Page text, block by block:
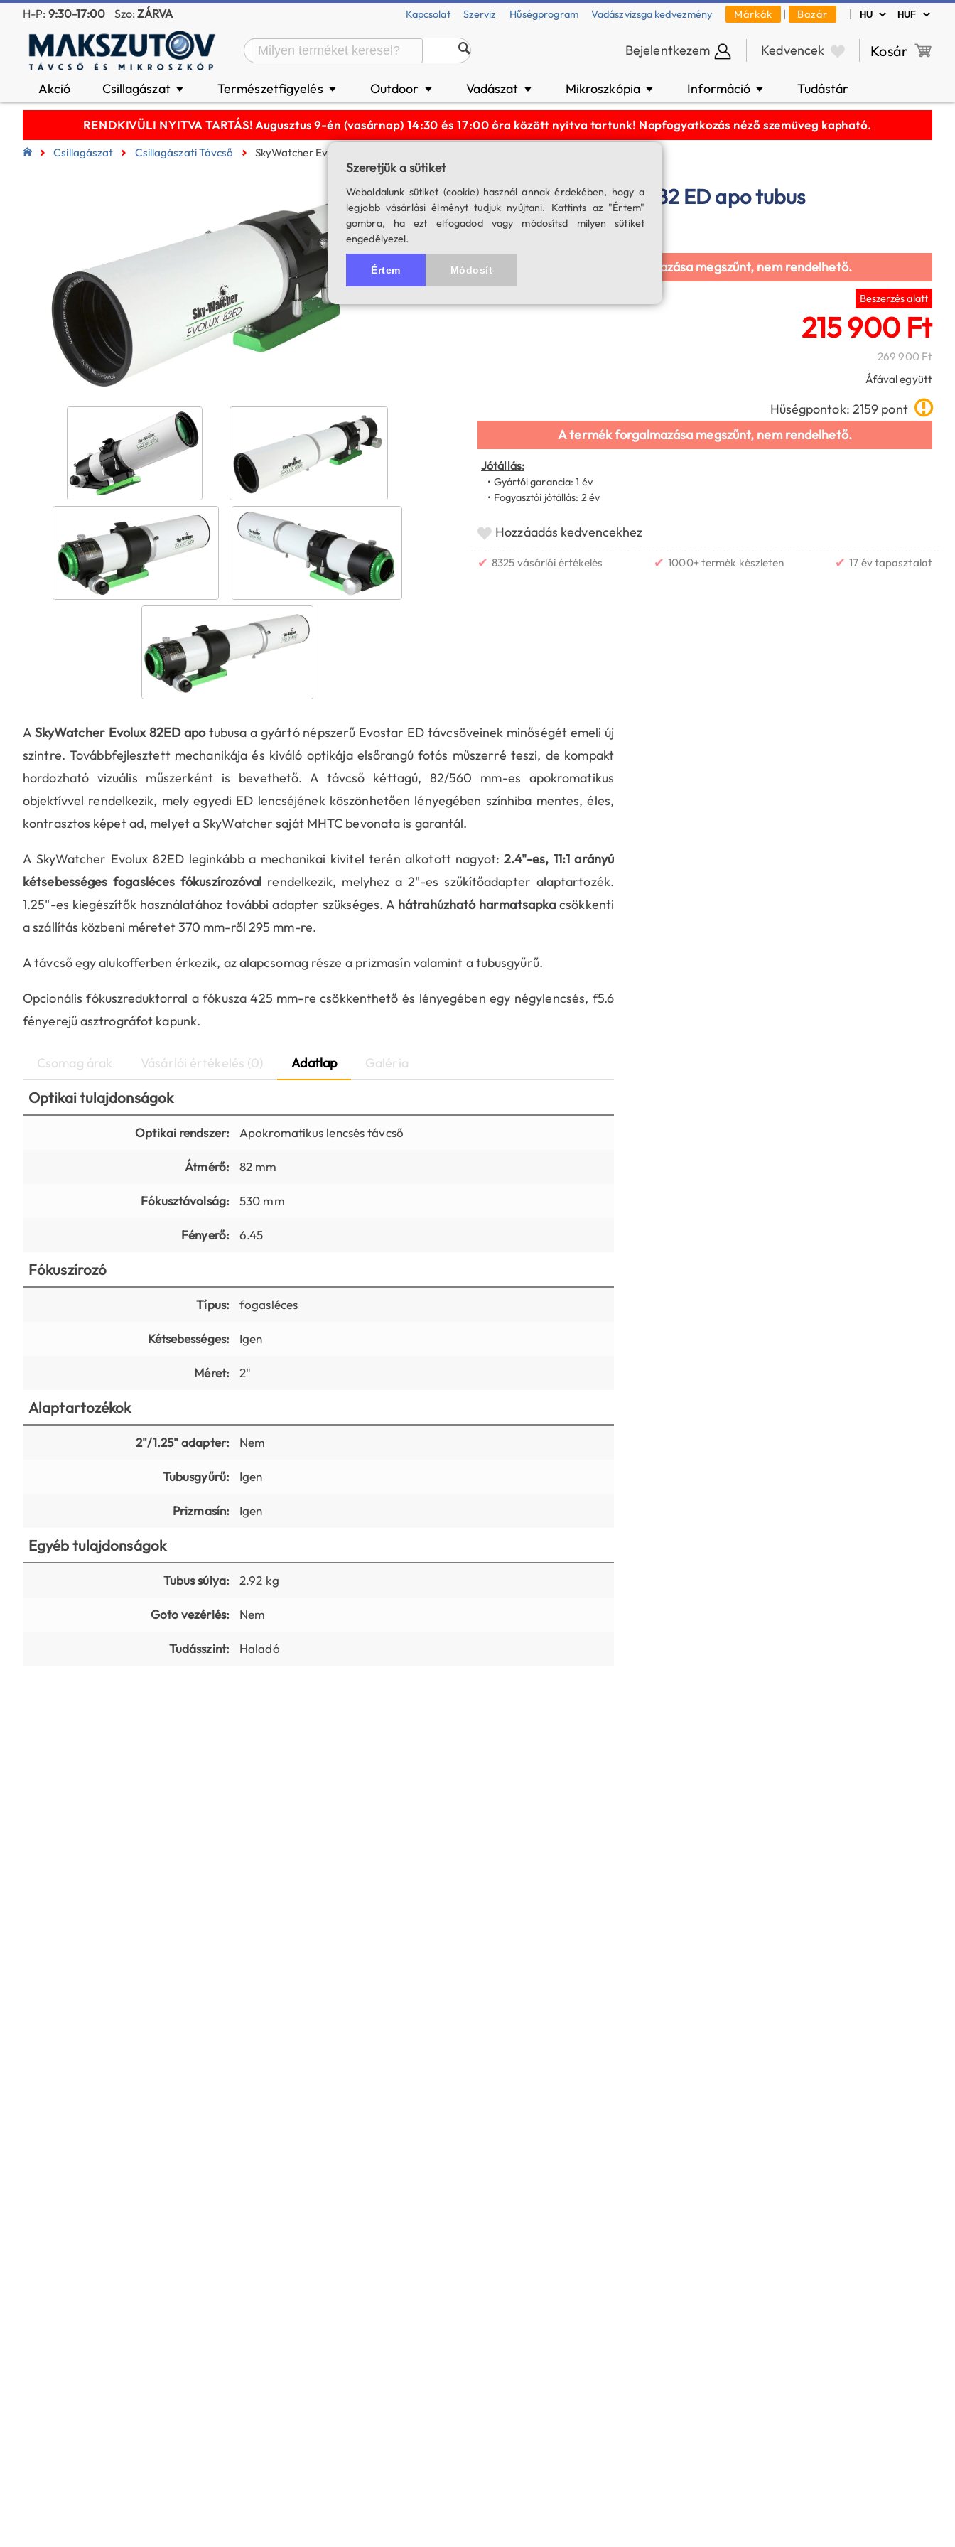
H-P: 9:30-17:00 Szo:ZÁRVA Kapcsolat Szerviz Hűségprogram Vadászvizsga kedvezmény Márkák | Bazár |
Bejelentkezem Kedvencek Kosár
Akció Csillagászat ▼ Természetfigyelés ▼ Outdoor ▼ Vadászat ▼ Mikroszkópia ▼ Információ ▼ Tudástár
RENDKIVÜLI NYITVA TARTÁS! Augusztus 9-én (vasárnap) 14:30 és 17:00 óra között nyitva tartunk! Napfogyatkozás néző szemüveg kapható.
Csillagászat Csillagászati Távcső SkyWatcher Evolux 82 ED Apo Tubus
SkyWatcher Evolux 82 ED apo tubus
Alukofferban
A termék forgalmazása megszűnt, nem rendelhető.
Beszerzés alatt
215 900 Ft
269 900 Ft
Áfával együtt
Hűségpontok: 2159 pont
A termék forgalmazása megszűnt, nem rendelhető.
Jótállás:
• Gyártói garancia: 1 év
• Fogyasztói jótállás: 2 év
Hozzáadás kedvencekhez
✔ 8325 vásárlói értékelés ✔ 1000+ termék készleten ✔ 17 év tapasztalat
A SkyWatcher Evolux 82ED apotubusa a gyártó népszerű Evostar ED távcsöveinek minőségét emeli új
szintre. Továbbfejlesztett mechanikája és kiváló optikája elsőrangú fotós műszerré teszi, de kompakt
hordozható vizuális műszerként is bevethető. A távcső kéttagú, 82/560 mm-es apokromatikus
objektívvel rendelkezik, mely egyedi ED lencséjének köszönhetően lényegében színhiba mentes, éles,
kontrasztos képet ad, melyet a SkyWatcher saját MHTC bevonata is garantál.
A SkyWatcher Evolux 82ED leginkább a mechanikai kivitel terén alkotott nagyot:2.4"-es, 11:1 arányú
kétsebességes fogasléces fókuszírozóval rendelkezik, melyhez a 2"-es szűkítőadapter alaptartozék.
1.25"-es kiegészítők használatához további adapter szükséges. A hátrahúzható harmatsapka csökkenti
a szállítás közbeni méretet 370 mm-ről 295 mm-re.
A távcső egy alukofferben érkezik, az alapcsomag része a prizmasín valamint a tubusgyűrű.
Opcionális fókuszreduktorral a fókusza 425 mm-re csökkenthető és lényegében egy négylencsés, f5.6
fényerejű asztrográfot kapunk.
Csomag árak Vásárlói értékelés (0) Adatlap Galéria
Optikai tulajdonságok
Optikai rendszer: Apokromatikus lencsés távcső
Átmérő: 82 mm
Fókusztávolság: 530 mm
Fényerő: 6.45
Fókuszírozó
Típus: fogasléces
Kétsebességes: Igen
Méret: 2"
Alaptartozékok
2"/1.25" adapter: Nem
Tubusgyűrű: Igen
Prizmasín: Igen
Egyéb tulajdonságok
Tubus súlya: 2.92 kg
Goto vezérlés: Nem
Tudásszint: Haladó
Szeretjük a sütiket
Weboldalunk sütiket (cookie) használ annak érdekében, hogy a
legjobb vásárlási élményt tudjuk nyújtani. Kattints az "Értem"
gombra, ha ezt elfogadod vagy módosítsd milyen sütiket
engedélyezel.
Értem Módosít